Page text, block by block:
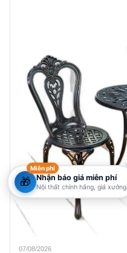
07/08/2026
Miễn phí
🎁 Nhận báo giá miễn phí
Nội thất chính hãng, giá xưởng